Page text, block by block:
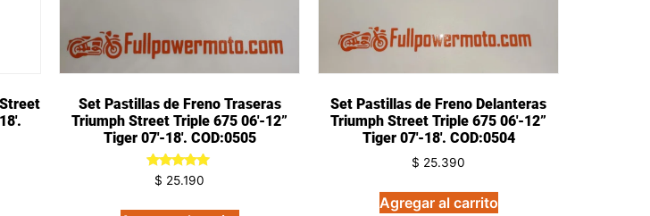
Set Pastillas de Freno Traseras
Triumph Street Triple 675 06′-12”
Tiger 07′-18′. COD:0505
Valorado
en
de 5
$ 25.190
Set Pastillas de Freno Delanteras
Triumph Street Triple 675 06′-12”
Tiger 07′-18′. COD:0504
$ 25.390
Agregar al carrito